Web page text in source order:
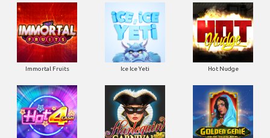
Immortal Fruits Ice Ice Yeti Hot Nudge